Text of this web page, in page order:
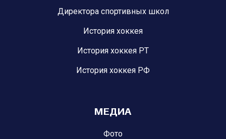
Директора спортивных школ
История хоккея
История хоккея РТ
История хоккея РФ
МЕДИА
Фото